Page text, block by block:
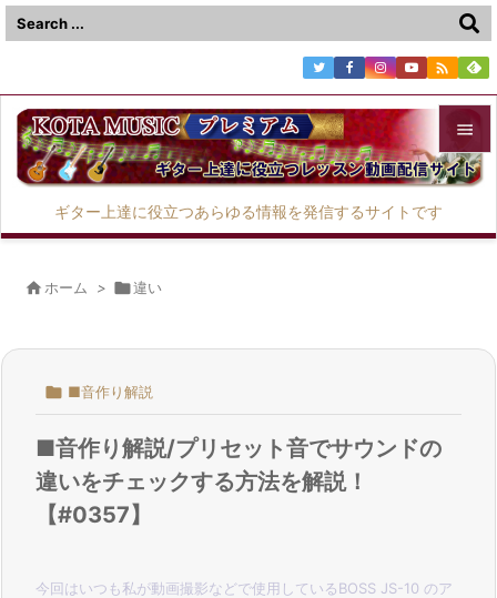
ギター上達に役立つあらゆる情報を発信するサイトです





 ホーム > 違い
 ■音作り解説
■音作り解説/プリセット音でサウンドの
違いをチェックする方法を解説！
【#0357】
今回はいつも私が動画撮影などで使用しているBOSS JS-10 のア